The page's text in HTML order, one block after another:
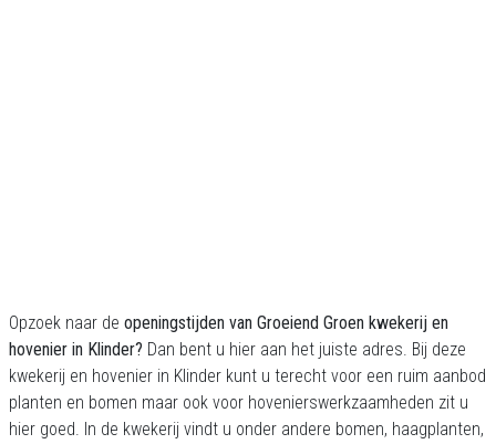
Opzoek naar de openingstijden van Groeiend Groen kwekerij en
hovenier in Klinder? Dan bent u hier aan het juiste adres. Bij deze
kwekerij en hovenier in Klinder kunt u terecht voor een ruim aanbod
planten en bomen maar ook voor hovenierswerkzaamheden zit u
hier goed. In de kwekerij vindt u onder andere bomen, haagplanten,